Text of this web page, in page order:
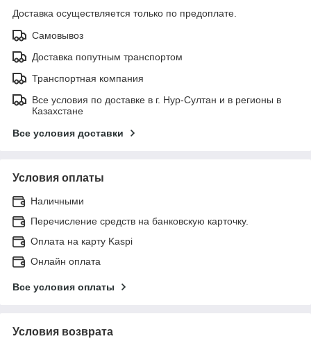
Доставка осуществляется только по предоплате.
Самовывоз
Доставка попутным транспортом
Транспортная компания
Все условия по доставке в г. Нур-Султан и в регионы в
Казахстане
Все условия доставки
Условия оплаты
Наличными
Перечисление средств на банковскую карточку.
Оплата на карту Kaspi
Онлайн оплата
Все условия оплаты
Условия возврата